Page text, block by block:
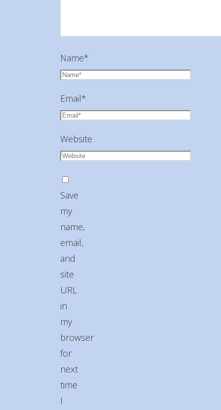
Name*
Email*
Website
Save
my
name,
email,
and
site
URL
in
my
browser
for
next
time
I